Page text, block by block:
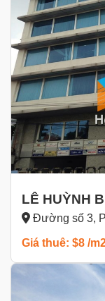
LÊ HUỲNH
Đường số 3,
Giá thuê: $8 /